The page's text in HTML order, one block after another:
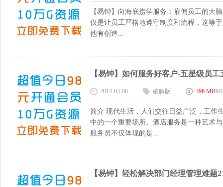
【易钟】向海底捞学服务：雇佣员工的
仅是让员工严格地遵守制度和流程，这等
他有创造...
【易钟】如何服务好客户-五星级员
2014-03-08 破解版 396 MB
简介 现代生活，人们交往日益广泛，工作
中的一个重要场所。酒店服务是一种艺术
服务员不仅体现的是...
【易钟】轻松解决部门经理管理难题